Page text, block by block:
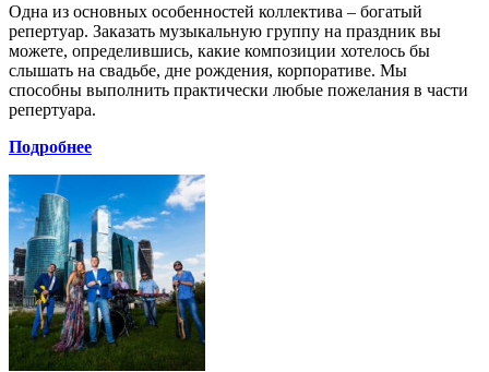
Одна из основных особенностей коллектива – богатый
репертуар. Заказать музыкальную группу на праздник вы
можете, определившись, какие композиции хотелось бы
слышать на свадьбе, дне рождения, корпоративе. Мы
способны выполнить практически любые пожелания в части
репертуара.
Подробнее